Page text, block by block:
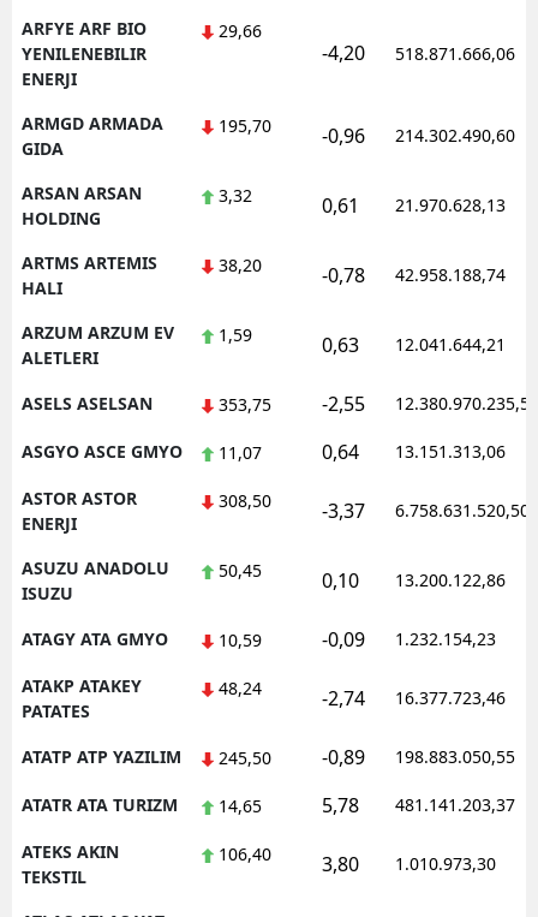
ARFYE ARF BIO
YENILENEBILIR
ENERJI
29,66
-4,20 518.871.666,06
ARMGD ARMADA
GIDA
195,70 -0,96 214.302.490,60
ARSAN ARSAN
HOLDING
3,32 0,61 21.970.628,13
ARTMS ARTEMIS
HALI
38,20 -0,78 42.958.188,74
ARZUM ARZUM EV
ALETLERI
1,59 0,63 12.041.644,21
ASELS ASELSAN 353,75 -2,55 12.380.970.235,50
ASGYO ASCE GMYO 11,07 0,64 13.151.313,06
ASTOR ASTOR
ENERJI
308,50 -3,37 6.758.631.520,50
ASUZU ANADOLU
ISUZU
50,45 0,10 13.200.122,86
ATAGY ATA GMYO 10,59 -0,09 1.232.154,23
ATAKP ATAKEY
PATATES
48,24 -2,74 16.377.723,46
ATATP ATP YAZILIM 245,50 -0,89 198.883.050,55
ATATR ATA TURIZM 14,65 5,78 481.141.203,37
ATEKS AKIN
TEKSTIL
106,40 3,80 1.010.973,30